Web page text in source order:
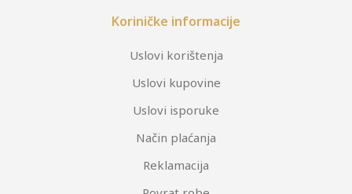
Koriničke informacije
Uslovi korištenja
Uslovi kupovine
Uslovi isporuke
Način plaćanja
Reklamacija